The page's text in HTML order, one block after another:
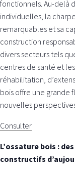
fonctionnels. Au-delà
individuelles, la
remarquables et sa
construction
divers secteurs tels
centres de santé et
réhabilitation,
bois offre une grande
nouvelles
Consulter
L’ossature bois :
constructifs